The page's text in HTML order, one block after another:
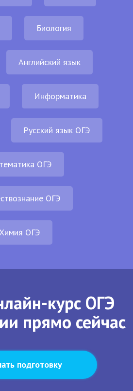
Биология
Английский язык
Информатика
Русский язык ОГЭ
ОГЭ
ОГЭ
Химия ОГЭ
курс ОГЭ
прямо сейчас
подготовку